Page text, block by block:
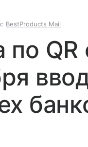
BestProducts Mail
по